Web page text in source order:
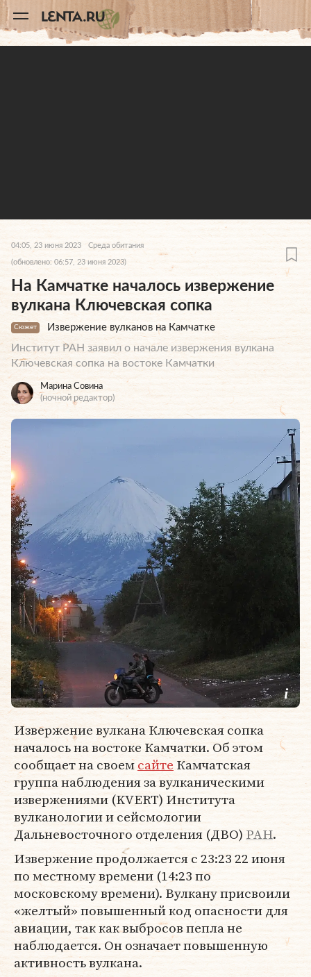
A
11
04:05, 23 июня 2023 Среда обитания
(обновлено: 06:57, 23 июня 2023)
На Камчатке началось извержение
вулкана Ключевская сопка
Сюжет Извержение вулканов на Камчатке
Институт РАН заявил о начале извержения вулкана
Ключевская сопка на востоке Камчатки
Марина Совина
(ночной редактор)
Извержение вулкана Ключевская сопка
началось на востоке Камчатки. Об этом
сообщает на своемсайтеКамчатская
группа наблюдения за вулканическими
извержениями (KVERT) Института
вулканологии и сейсмологии
Дальневосточного отделения (ДВО) РАН.
Извержение продолжается с 23:23 22 июня
по местному времени (14:23 по
московскому времени). Вулкану присвоили
«желтый» повышенный код опасности для
авиации, так как выбросов пепла не
наблюдается. Он означает повышенную
активность вулкана.